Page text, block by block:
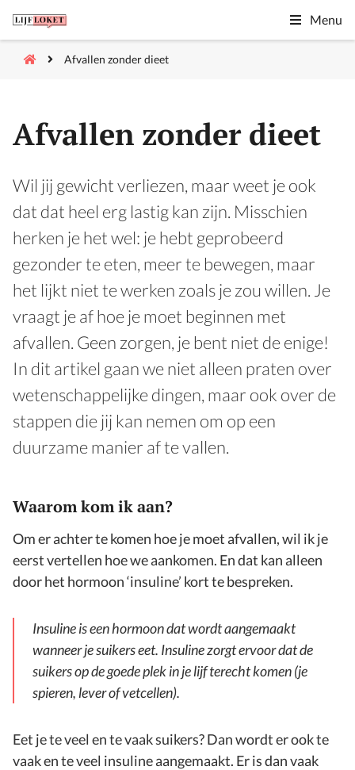
Menu
Afvallen zonder dieet
Afvallen zonder dieet
Wil jij gewicht verliezen, maar weet je ook
dat dat heel erg lastig kan zijn. Misschien
herken je het wel: je hebt geprobeerd
gezonder te eten, meer te bewegen, maar
het lijkt niet te werken zoals je zou willen. Je
vraagt je af hoe je moet beginnen met
afvallen. Geen zorgen, je bent niet de enige!
In dit artikel gaan we niet alleen praten over
wetenschappelijke dingen, maar ook over de
stappen die jij kan nemen om op een
duurzame manier af te vallen.
Waarom kom ik aan?
Om er achter te komen hoe je moet afvallen, wil ik je
eerst vertellen hoe we aankomen. En dat kan alleen
door het hormoon ‘insuline’ kort te bespreken.
Insuline is een hormoon dat wordt aangemaakt
wanneer je suikers eet. Insuline zorgt ervoor dat de
suikers op de goede plek in je lijf terecht komen (je
spieren, lever of vetcellen).
Eet je te veel en te vaak suikers? Dan wordt er ook te
vaak en te veel insuline aangemaakt. Er is dan vaak